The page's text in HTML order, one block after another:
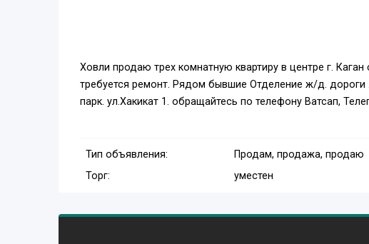
Ховли продаю трех комнатную квартиру в центре г.
требуется ремонт. Рядом бывшие Отделение ж/д. дороги
парк. ул.Хакикат 1. обращайтесь по телефону Ватсап,
Тип объявления:
Продам, продажа, продаю
Торг:
уместен